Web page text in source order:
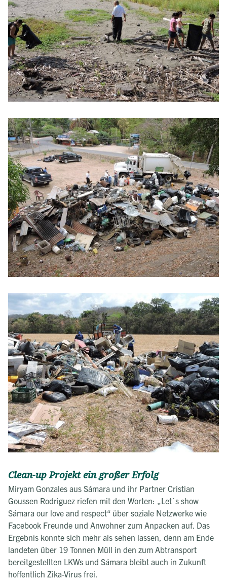
Clean-up Projekt ein großer Erfolg
Miryam Gonzales aus Sámara und ihr Partner Cristian
Goussen Rodriguez riefen mit den Worten: „Let´s show
Sámara our love and respect“ über soziale Netzwerke wie
Facebook Freunde und Anwohner zum Anpacken auf. Das
Ergebnis konnte sich mehr als sehen lassen, denn am Ende
landeten über 19 Tonnen Müll in den zum Abtransport
bereitgestellten LKWs und Sámara bleibt auch in Zukunft
hoffentlich Zika-Virus frei.